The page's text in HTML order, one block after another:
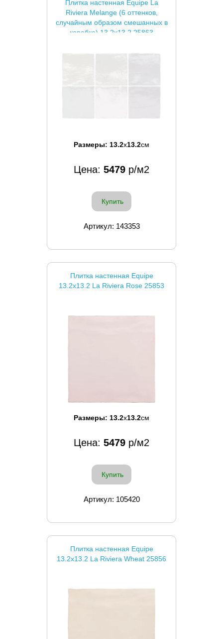
Плитка настенная Equipe La
Riviera Melange (6 оттенков,
случайным образом смешанных в
коробке) 13.2x13.2 25863
Размеры: 13.2x13.2см
Цена: 5479 р/м2
Купить
Артикул: 143353
Плитка настенная Equipe
13.2x13.2 La Riviera Rose 25853
Размеры: 13.2x13.2см
Цена: 5479 р/м2
Купить
Артикул: 105420
Плитка настенная Equipe
13.2x13.2 La Riviera Wheat 25856